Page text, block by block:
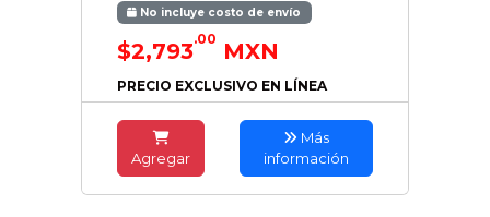
No incluye costo de envío
$2,793.00 MXN
PRECIO EXCLUSIVO EN LÍNEA
Agregar
Más
información